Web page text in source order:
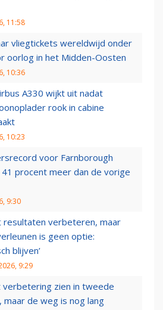
11:58
vliegtickets wereldwijd onder
oorlog in het Midden-Oosten
10:36
A330 wijkt uit nadat
rook in cabine
10:23
voor Farnborough
41 procent meer dan de vorige
9:30
resultaten verbeteren, maar
is geen optie:
blijven’
9:29
verbetering zien in tweede
maar de weg is nog lang